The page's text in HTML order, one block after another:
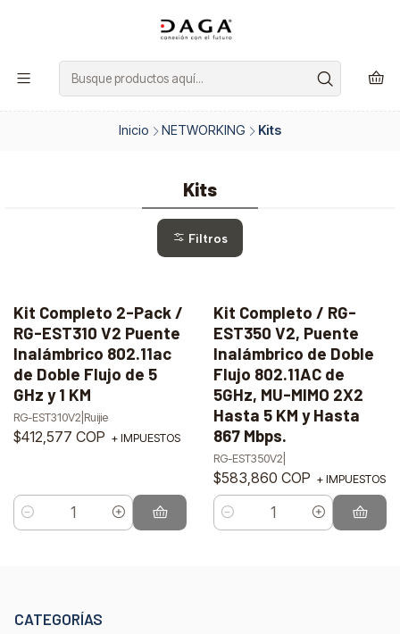
Inicio NETWORKING Kits
Kits
Filtros
Kit Completo 2-Pack /
RG-EST310 V2 Puente
Inalámbrico 802.11ac
de Doble Flujo de 5
GHz y 1 KM
RG-EST310V2 Ruijie
$412,577 COP + IMPUESTOS
Cantidad
Kit Completo / RG-
EST350 V2, Puente
Inalámbrico de Doble
Flujo 802.11AC de
5GHz, MU-MIMO 2X2
Hasta 5 KM y Hasta
867 Mbps.
RG-EST350V2
$583,860 COP + IMPUESTOS
Cantidad
CATEGORÍAS